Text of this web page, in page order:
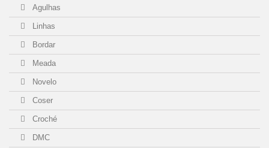
Agulhas
Linhas
Bordar
Meada
Novelo
Coser
Croché
DMC